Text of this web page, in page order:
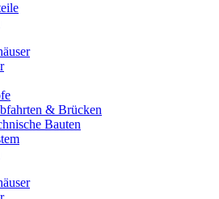
& Brücken
Bauten